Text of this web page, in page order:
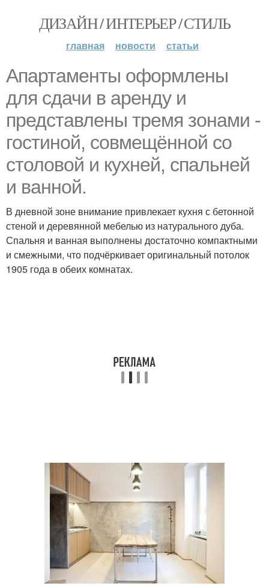
ДИЗАЙН / ИНТЕРЬЕР / СТИЛЬ
главная новости статьи
Апартаменты оформлены
для сдачи в аренду и
представлены тремя зонами -
гостиной, совмещённой со
столовой и кухней, спальней
и ванной.
В дневной зоне внимание привлекает кухня с бетонной
стеной и деревянной мебелью из натурального дуба.
Спальня и ванная выполнены достаточно компактными
и смежными, что подчёркивает оригинальный потолок
1905 года в обеих комнатах.